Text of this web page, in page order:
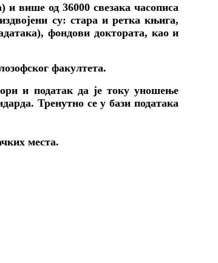
више од 36000 свезака часописа
су: стара и ретка књига,
фондови доктората, као и
факултета.
и податак да је току уношење
Тренутно се у бази података
места.